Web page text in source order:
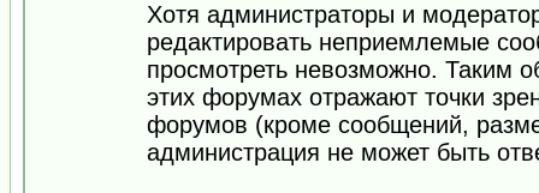
Хотя администраторы и
редактировать неприемлемые
просмотреть невозможно. Таким
этих форумах отражают точки
форумов (кроме сообщений,
администрация не может быть